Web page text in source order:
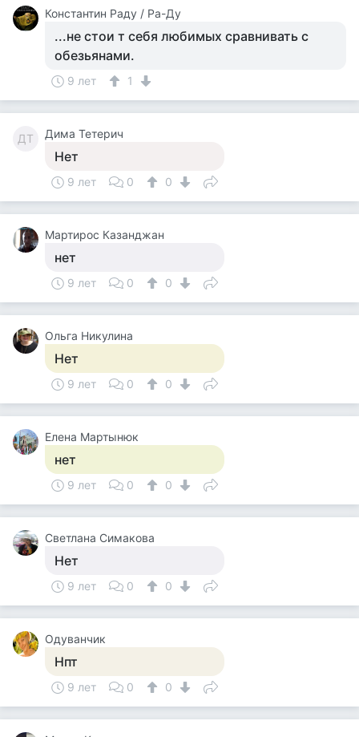
Константин Раду / Ра-Ду
...не стои т себя любимых сравнивать с
обезьянами.
9 лет 1
ДТ Дима Тетерич
Нет
9 лет 0 0
Мартирос Казанджан
нет
9 лет 0 0
Ольга Никулина
Нет
9 лет 0 0
Елена Мартынюк
нет
9 лет 0 0
Светлана Симакова
Нет
9 лет 0 0
Одуванчик
Нпт
9 лет 0 0